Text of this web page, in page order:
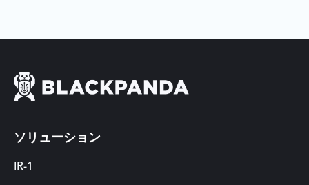
ソリューション
IR-1